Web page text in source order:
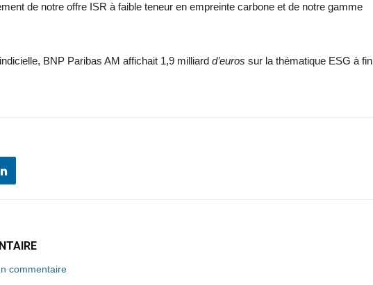
de notre offre ISR à faible teneur en empreinte carbone et de notre gamme
BNP Paribas AM affichait 1,9 milliard d’euros sur la thématique ESG à fin
commentaire